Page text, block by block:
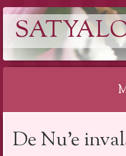
De Nu’e